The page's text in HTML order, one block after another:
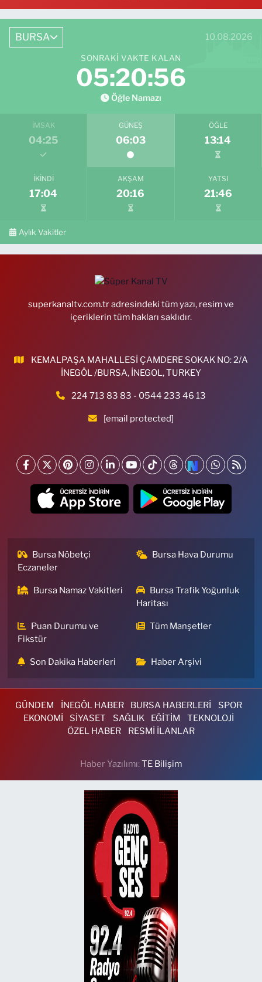
BURSA 10.08.2026
SONRAKI VAKTE KALAN
05:20:55
Öğle Namazı
İMSAK
04:25
GÜNEŞ
06:03
ÖĞLE
13:14
İKINDI
17:04
AKŞAM
20:16
YATSI
21:46
Aylık Vakitler
superkanaltv.com.tr adresindeki tüm yazı, resim ve
içeriklerin tüm hakları saklıdır.
KEMALPAŞA MAHALLESİ ÇAMDERE SOKAK NO: 2/A
İNEGÖL /BURSA, İNEGOL, TURKEY
224 713 83 83 - 0544 233 46 13
[email protected]
Bursa Nöbetçi
Eczaneler
Bursa Hava Durumu
Bursa Namaz Vakitleri
Bursa Trafik Yoğunluk
Haritası
Puan Durumu ve
Fikstür
Tüm Manşetler
Son Dakika Haberleri Haber Arşivi
GÜNDEM İNEGÖL HABER BURSA HABERLERİ
SPOR
EKONOMİ
SİYASET SAĞLIK EĞİTİM
TEKNOLOJİ
ÖZEL HABER
RESMİ İLANLAR
Haber Yazılımı:TE Bilişim